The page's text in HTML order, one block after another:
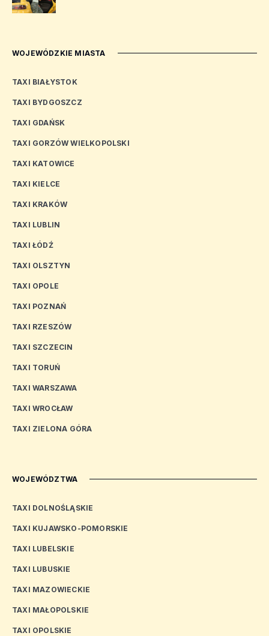
WOJEWÓDZKIE MIASTA
TAXI BIAŁYSTOK
TAXI BYDGOSZCZ
TAXI GDAŃSK
TAXI GORZÓW WIELKOPOLSKI
TAXI KATOWICE
TAXI KIELCE
TAXI KRAKÓW
TAXI LUBLIN
TAXI ŁÓDŹ
TAXI OLSZTYN
TAXI OPOLE
TAXI POZNAŃ
TAXI RZESZÓW
TAXI SZCZECIN
TAXI TORUŃ
TAXI WARSZAWA
TAXI WROCŁAW
TAXI ZIELONA GÓRA
WOJEWÓDZTWA
TAXI DOLNOŚLĄSKIE
TAXI KUJAWSKO-POMORSKIE
TAXI LUBELSKIE
TAXI LUBUSKIE
TAXI MAZOWIECKIE
TAXI MAŁOPOLSKIE
TAXI OPOLSKIE